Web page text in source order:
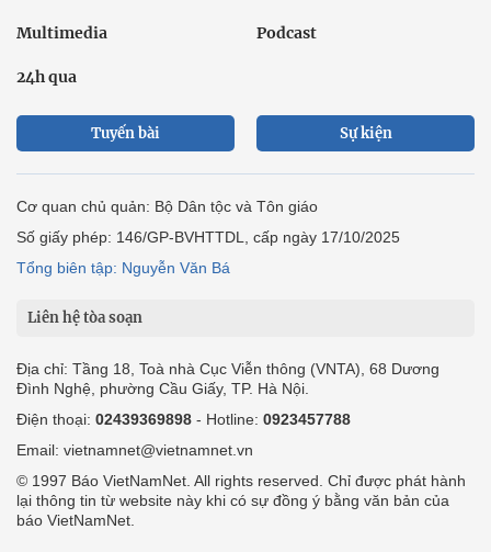
Multimedia Podcast
24h qua
Tuyến bài Sự kiện
Cơ quan chủ quản: Bộ Dân tộc và Tôn giáo
Số giấy phép: 146/GP-BVHTTDL, cấp ngày 17/10/2025
Tổng biên tập: Nguyễn Văn Bá
Liên hệ tòa soạn
Địa chỉ: Tầng 18, Toà nhà Cục Viễn thông (VNTA), 68 Dương
Đình Nghệ, phường Cầu Giấy, TP. Hà Nội.
Điện thoại: 02439369898 - Hotline: 0923457788
Email: vietnamnet@vietnamnet.vn
© 1997 Báo VietNamNet. All rights reserved. Chỉ được phát hành
lại thông tin từ website này khi có sự đồng ý bằng văn bản của
báo VietNamNet.